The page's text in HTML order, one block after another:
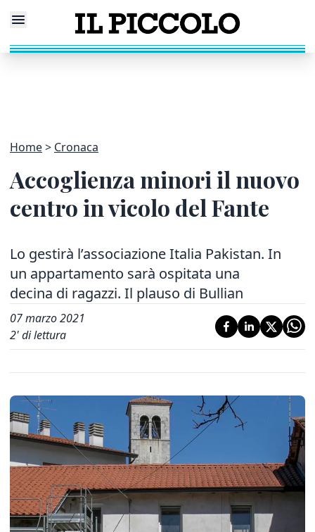
Home Cronaca
Accoglienza minori il nuovo
centro in vicolo del Fante
Lo gestirà l’associazione Italia Pakistan. In
un appartamento sarà ospitata una
decina di ragazzi. Il plauso di Bullian
07 marzo 2021
2' di lettura